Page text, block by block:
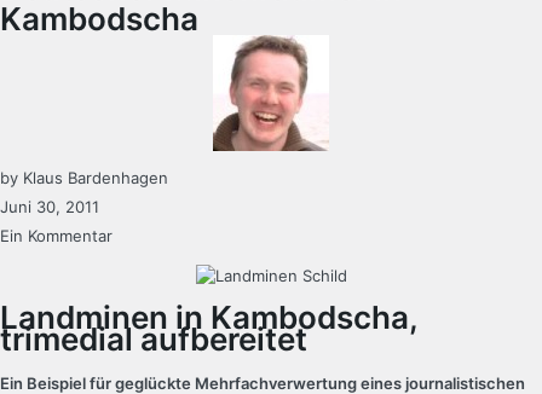
Kambodscha
by Klaus Bardenhagen
Juni 30, 2011
Ein Kommentar
Landminen in Kambodscha,
trimedial aufbereitet
Ein Beispiel für geglückte Mehrfachverwertung eines journalistischen